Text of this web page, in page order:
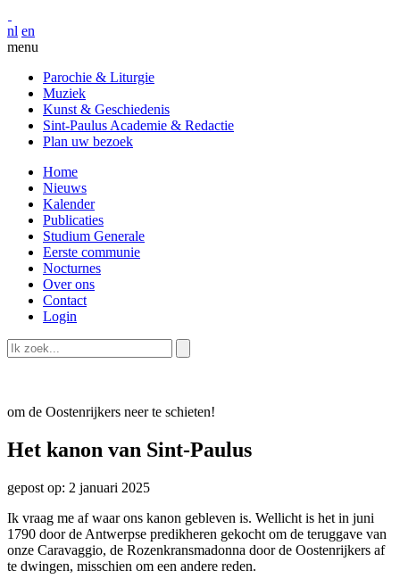
nl en
menu
Parochie & Liturgie
Muziek
Kunst & Geschiedenis
Sint-Paulus Academie & Redactie
Plan uw bezoek
Home
Nieuws
Kalender
Publicaties
Studium Generale
Eerste communie
Nocturnes
Over ons
Contact
Login
om de Oostenrijkers neer te schieten!
Het kanon van Sint-Paulus
gepost op: 2 januari 2025
Ik vraag me af waar ons kanon gebleven is. Wellicht is het in juni
1790 door de Antwerpse predikheren gekocht om de teruggave van
onze Caravaggio, de Rozenkransmadonna door de Oostenrijkers af
te dwingen, misschien om een andere reden.